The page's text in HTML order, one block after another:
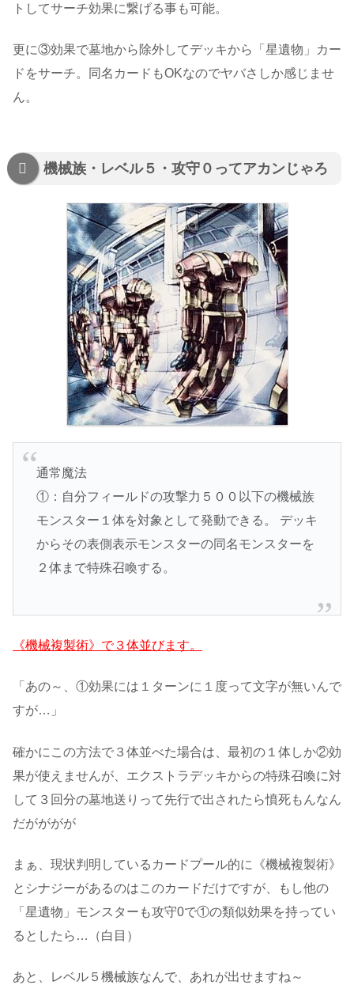
トしてサーチ効果に繋げる事も可能。
更に③効果で墓地から除外してデッキから「星遺物」カー
ドをサーチ。同名カードもOKなのでヤバさしか感じませ
ん。
機械族・レベル５・攻守０ってアカンじゃろ
通常魔法
①：自分フィールドの攻撃力５００以下の機械族
モンスター１体を対象として発動できる。 デッキ
からその表側表示モンスターの同名モンスターを
２体まで特殊召喚する。
《機械複製術》で３体並びます。
「あの～、①効果には１ターンに１度って文字が無いんで
すが…」
確かにこの方法で３体並べた場合は、最初の１体しか②効
果が使えませんが、エクストラデッキからの特殊召喚に対
して３回分の墓地送りって先行で出されたら憤死もんなん
だがががが
まぁ、現状判明しているカードプール的に《機械複製術》
とシナジーがあるのはこのカードだけですが、もし他の
「星遺物」モンスターも攻守0で①の類似効果を持ってい
るとしたら…（白目）
あと、レベル５機械族なんで、あれが出せますね～